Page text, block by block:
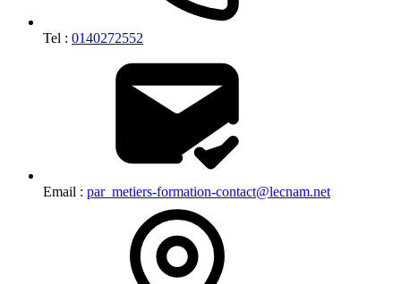
Tel : 0140272552
Email : par_metiers-formation-contact@lecnam.net